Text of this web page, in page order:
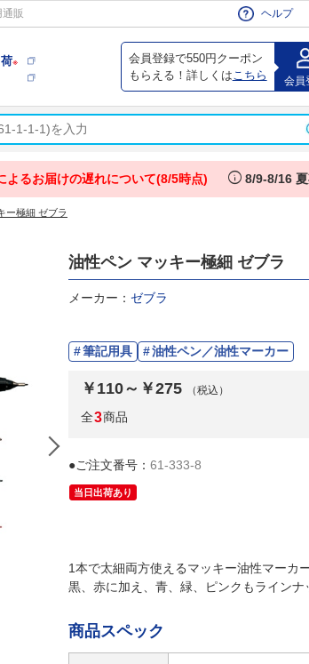
販 ヘルプ
※
会員登録で550円クーポン
もらえる！詳しくは こちら 会員
よるお届けの遅れについて(8/5時点) info 8/9-8/16
ー極細 ゼブラ
油性ペン マッキー極細 ゼブラ
メーカー： ゼブラ
筆記用具 油性ペン／油性マーカー
￥110～￥275 （税込）
全3商品
●ご注文番号： 61-333-8
当日出荷あり
1本で太細両方使えるマッキー油性マーカ
黒、赤に加え、青、緑、ピンクもラインナ
商品スペック